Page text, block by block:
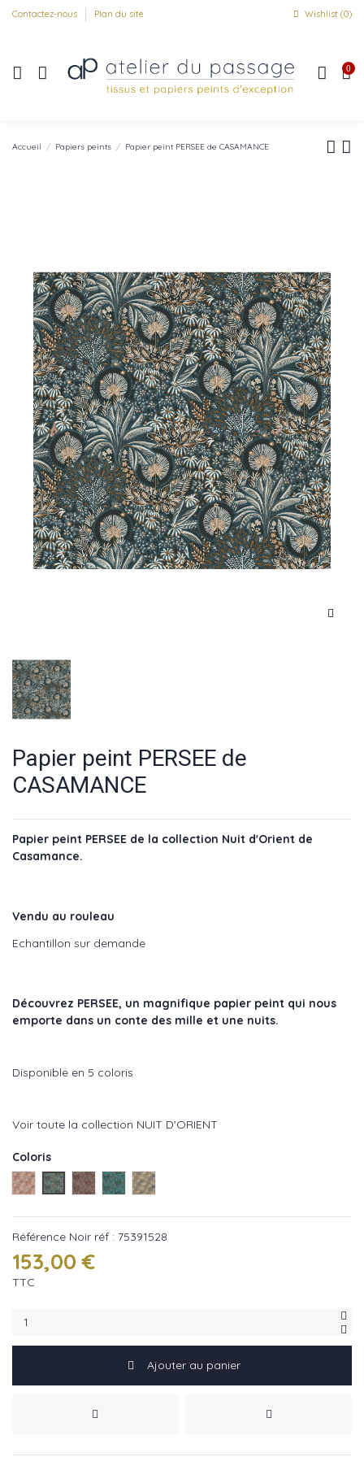
Contactez-nous Plan du site Wishlist (0)
0
Accueil Papiers peints Papier peint PERSEE de CASAMANCE
Papier peint PERSEE de
CASAMANCE
Papier peint PERSEE de la collection Nuit d'Orient de
Casamance.
Vendu au rouleau
Echantillon sur demande
Découvrez PERSEE, un magnifique papier peint qui nous
emporte dans un conte des mille et une nuits.
Disponible en 5 coloris
Voir toute la collection NUIT D'ORIENT
Coloris
Rose réf : 75390814
Noir réf : 75391528
Cuivre réf : 75391426
Topaze réf : 75391120
Mordore réf : 75390916
Référence Noir réf : 75391528
153,00 €
TTC
Ajouter au panier